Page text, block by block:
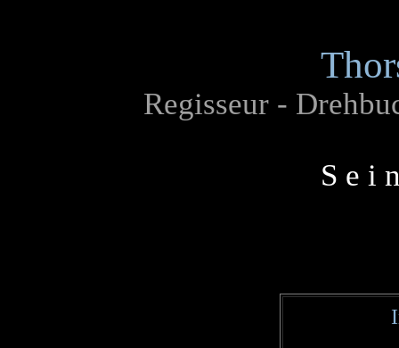
Regisseur -
S e i